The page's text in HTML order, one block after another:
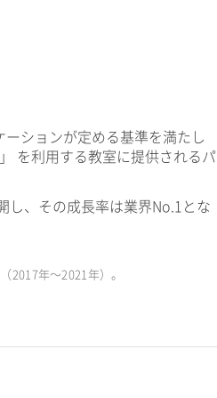
ションが定める基準を満たし
を利用する教室に提供されるパ
し、その成長率は業界No.1とな
2017年〜2021年）。